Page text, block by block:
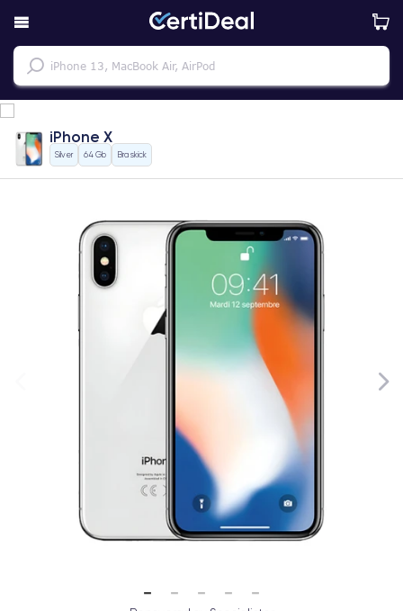
iPhone X
Silver 64 Gb Bra skick